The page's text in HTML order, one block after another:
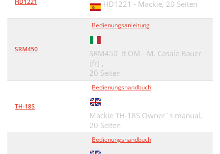
HD1221 HD1221 - Mackie, 20 Seiten
SRM450
Bedienungsanleitung
SRM450_it OM - M. Casale Bauer
[fr] ,
20 Seiten
TH-18S
Bedienungshandbuch
Mackie TH-18S Owner`s manual,
20 Seiten
Bedienungshandbuch